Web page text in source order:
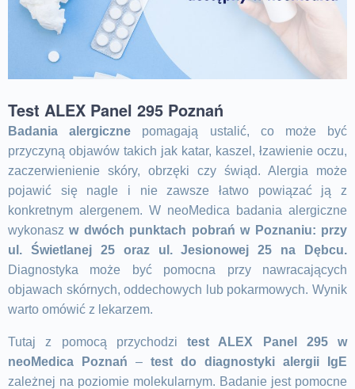
Test ALEX Panel 295 Poznań
Badania alergiczne pomagają ustalić, co może być
przyczyną objawów takich jak katar, kaszel, łzawienie oczu,
zaczerwienienie skóry, obrzęki czy świąd. Alergia może
pojawić się nagle i nie zawsze łatwo powiązać ją z
konkretnym alergenem. W neoMedica badania alergiczne
wykonaszw dwóch punktach pobrań w Poznaniu: przy
ul. Świetlanej 25 oraz ul. Jesionowej 25 na Dębcu.
Diagnostyka może być pomocna przy nawracających
objawach skórnych, oddechowych lub pokarmowych. Wynik
warto omówić z lekarzem.
Tutaj z pomocą przychodzi test ALEX Panel 295 w
neoMedica Poznań – test do diagnostyki alergii IgE
zależnej na poziomie molekularnym. Badanie jest pomocne